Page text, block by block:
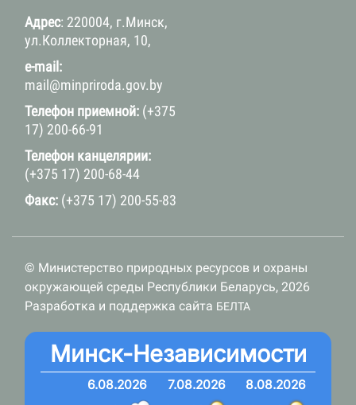
Адрес: 220004, г.Минск,
ул.Коллекторная, 10,
e-mail:
mail@minpriroda.gov.by
Телефон приемной: (+375
17) 200-66-91
Телефон канцелярии:
(+375 17) 200-68-44
Факс: (+375 17) 200-55-83
© Министерство природных ресурсов и охраны
окружающей среды Республики Беларусь, 2026
Разработка и поддержка сайта БЕЛТА
Минск-Независимости
6.08.2026
7.08.2026
8.08.2026